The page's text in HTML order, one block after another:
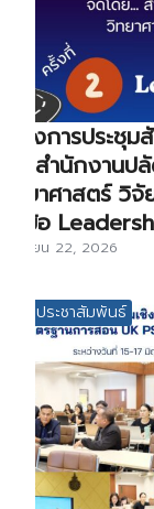
โครงการประ
โดยสำนักงาน
วิทยาศาสตร์ วิ
หัวข้อ
มิถุนายน 22, 2026
ข่าวประชาสัมพันธ์